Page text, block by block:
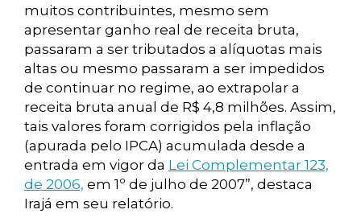
muitos contribuintes, mesmo sem
apresentar ganho real de receita bruta,
passaram a ser tributados a alíquotas mais
altas ou mesmo passaram a ser impedidos
de continuar no regime, ao extrapolar a
receita bruta anual de R$ 4,8 milhões. Assim,
tais valores foram corrigidos pela inflação
(apurada pelo IPCA) acumulada desde a
entrada em vigor da Lei Complementar 123,
de 2006, em 1º de julho de 2007”, destaca
Irajá em seu relatório.